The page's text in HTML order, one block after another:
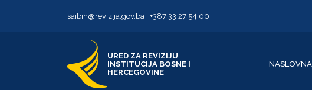
saibih@revizija.gov.ba +387 33 27 54 00
URED ZA REVIZIJU
INSTITUCIJA BOSNE I
HERCEGOVINE
NASLOVNA